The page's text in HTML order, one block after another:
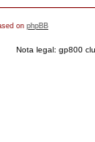
on phpBB
Nota legal: gp800